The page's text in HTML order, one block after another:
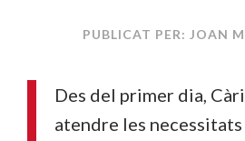
PUBLICAT PER: JOAN
Des del primer dia,
atendre les